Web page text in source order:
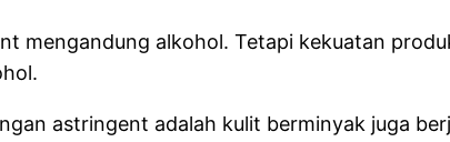
mengandung alkohol. Tetapi kekuatan
astringent adalah kulit berminyak juga